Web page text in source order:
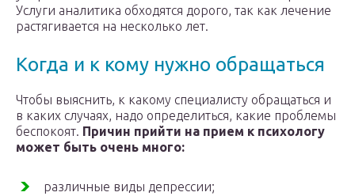
Услуги аналитика обходятся дорого, так как лечение
растягивается на несколько лет.
Когда и к кому нужно обращаться
Чтобы выяснить, к какому специалисту обращаться и
в каких случаях, надо определиться, какие проблемы
беспокоят. Причин прийти на прием к психологу
может быть очень много:
различные виды депрессии;